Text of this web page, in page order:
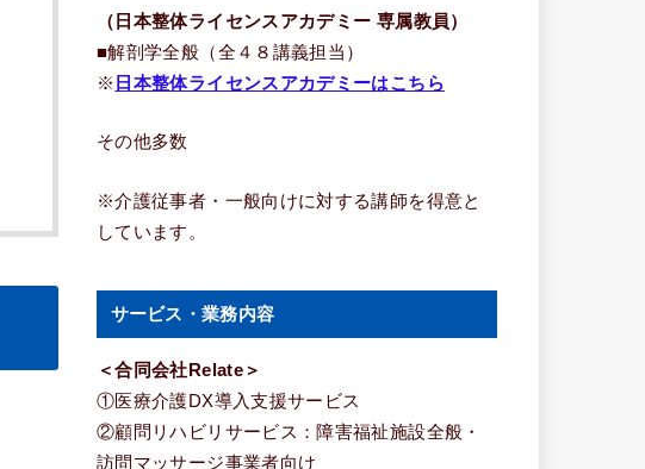
（日本整体ライセンスアカデミー 専属教員）
■解剖学全般（全４８講義担当）
※ 日本整体ライセンスアカデミーはこちら
その他多数
※介護従事者・一般向けに対する講師を得意と
しています。
サービス・業務内容
＜合同会社Relate＞
①医療介護DX導入支援サービス
②顧問リハビリサービス：障害福祉施設全般・
訪問マッサージ事業者向け